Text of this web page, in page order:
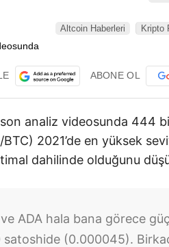
Altcoin Haberleri Kripto
ABONE OL
analiz videosunda 444
2021’de en yüksek
dahilinde olduğunu
ADA hala bana görece
satoshide (0.000045).